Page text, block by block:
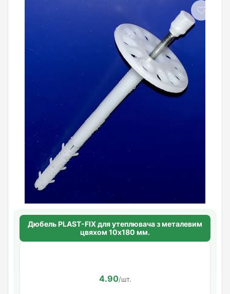
Дюбель PLAST-FIX для утеплювача з металевим
цвяхом 10х180 мм.
4.90/шт.